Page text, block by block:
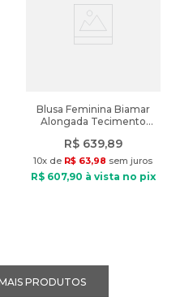
Blusa Feminina Biamar
Alongada Tecimento
R$ 639,89
10x de R$ 63,98 sem juros
R$ 607,90 à vista no pix